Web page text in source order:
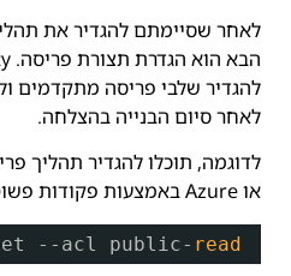
לאחר שסיימתם להגדיר את
להגדיר שלבי פריסה מתקדמים
לאחר סיום הבנייה בהצלחה.
או Azure באמצעות פקודות פשוטות:
--acl public- read